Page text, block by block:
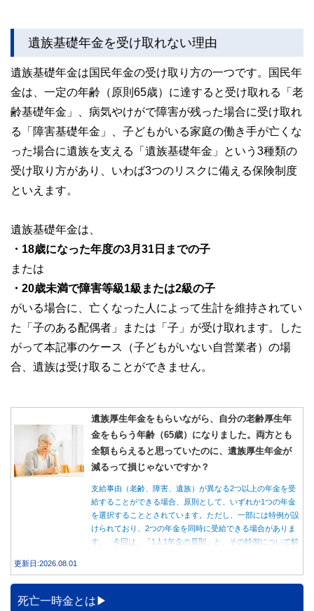
遺族基礎年金を受け取れない理由
遺族基礎年金は国民年金の受け取り方の一つです。国民年
金は、一定の年齢（原則65歳）に達すると受け取れる「老
齢基礎年金」、病気やけがで障害が残った場合に受け取れ
る「障害基礎年金」、子どもがいる家庭の働き手が亡くな
った場合に遺族を支える「遺族基礎年金」という3種類の
受け取り方があり、いわば3つのリスクに備える保険制度
といえます。
遺族基礎年金は、
・18歳になった年度の3月31日までの子
または
・20歳未満で障害等級1級または2級の子
がいる場合に、亡くなった人によって生計を維持されてい
た「子のある配偶者」または「子」が受け取れます。した
がって本記事のケース（子どもがいない自営業者）の場
合、遺族は受け取ることができません。
遺族厚生年金をもらいながら、自分の老齢厚生年
金をもらう年齢（65歳）になりました。両方とも
全額もらえると思っていたのに、遺族厚生年金が
減るって損じゃないですか？
支給事由（老齢、障害、遺族）が異なる2つ以上の年金を受
給することができる場合、原則として、いずれか1つの年金
を選択することとされています。ただし、一部には特例が設
けられており、2つの年金を同時に受給できる場合がありま
す。 今回は、「1人1年金の原則」と、その特例について解
更新日:2026.08.01
死亡一時金とは